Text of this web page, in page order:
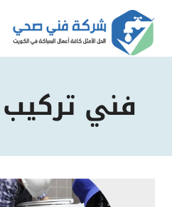
التجاوز
إلى
المحتوى
فني